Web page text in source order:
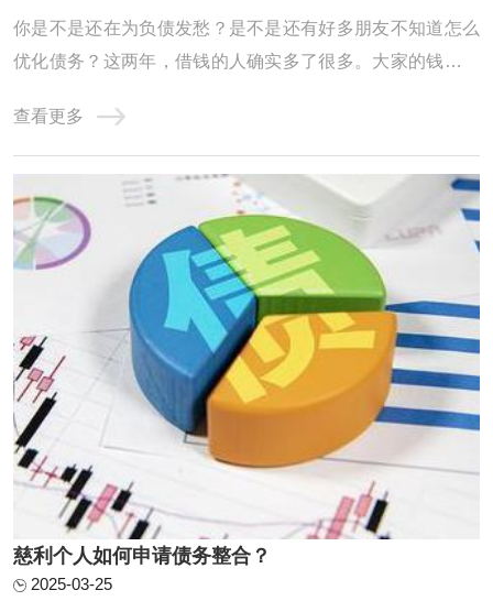
你是不是还在为负债发愁？是不是还有好多朋友不知道怎么
优化债务？这两年，借钱的人确实多了很多。大家的钱包都
用卡透支、查询频繁、逾期不断，其实这些问题都是因为这
两年收入缩水，导致房贷车贷压得人喘不过气，只能靠网贷
和信用卡拆东墙补西墙，结果征信记录也变得 ...
查看更多
慈利个人如何申请债务整合？
2025-03-25